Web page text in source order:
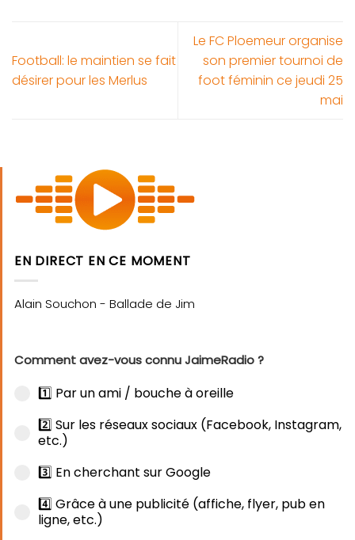
Football: le maintien se fait
désirer pour les Merlus
Le FC Ploemeur organise
son premier tournoi de
foot féminin ce jeudi 25
mai
EN DIRECT EN CE MOMENT
Comment avez-vous connu JaimeRadio ?
1️⃣ Par un ami / bouche à oreille
2️⃣ Sur les réseaux sociaux (Facebook, Instagram,
etc.)
3️⃣ En cherchant sur Google
4️⃣ Grâce à une publicité (affiche, flyer, pub en
ligne, etc.)